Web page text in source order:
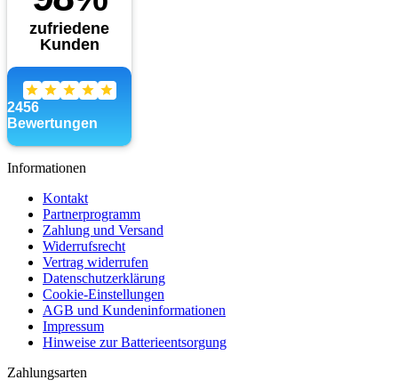
Informationen
Kontakt
Partnerprogramm
Zahlung und Versand
Widerrufsrecht
Vertrag widerrufen
Datenschutzerklärung
Cookie-Einstellungen
AGB und Kundeninformationen
Impressum
Hinweise zur Batterieentsorgung
Zahlungsarten